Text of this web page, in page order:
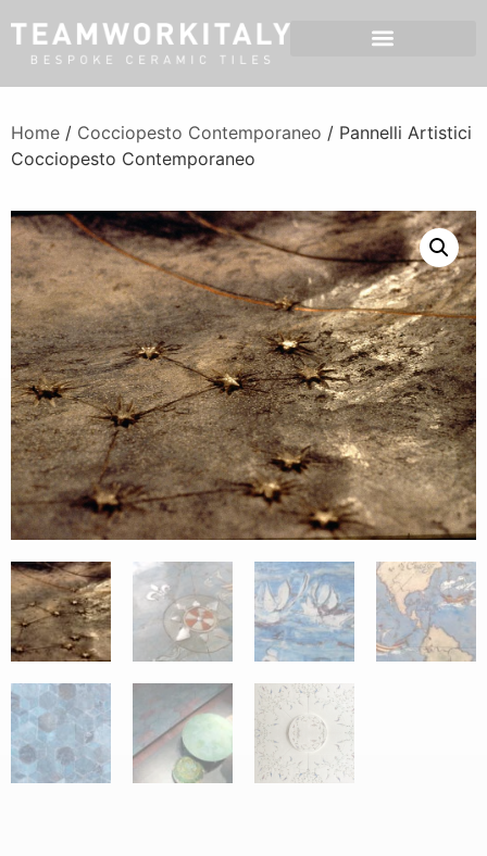
Home / Cocciopesto Contemporaneo / Pannelli Artistici
Cocciopesto Contemporaneo